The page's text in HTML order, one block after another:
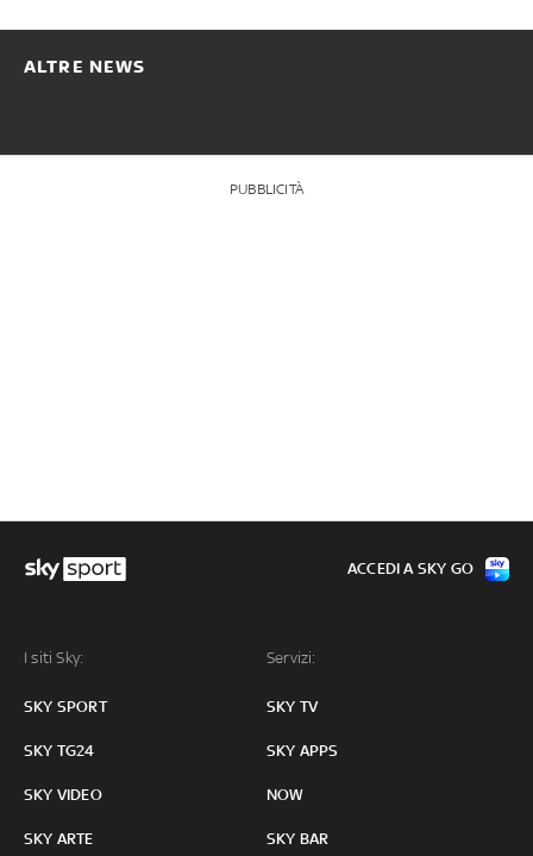
ALTRE NEWS
PUBBLICITÀ
I siti Sky:
SKY SPORT
SKY TG24
SKY VIDEO
SKY ARTE
Servizi:
SKY TV
SKY APPS
NOW
SKY BAR
ACCEDI A SKY GO